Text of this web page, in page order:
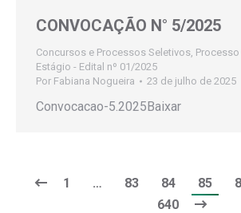
CONVOCAÇÃO N° 5/2025
Concursos e Processos Seletivos,
Estágio - Edital nº 01/2025
Por Fabiana Nogueira 23 de julho de 2025
Convocacao-5.2025Baixar
1 … 83 84 85
640